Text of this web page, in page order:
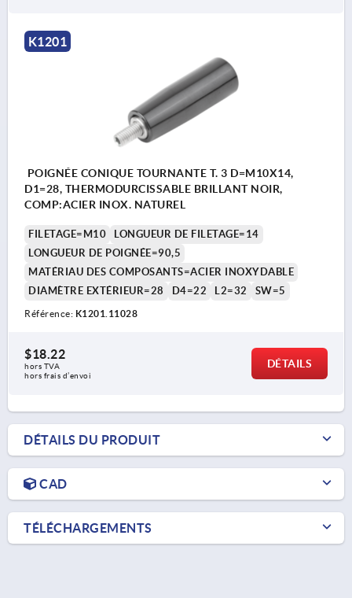
K1201
POIGNÉE CONIQUE TOURNANTE T. 3 D=M10X14,
D1=28, THERMODURCISSABLE BRILLANT NOIR,
COMP:ACIER INOX. NATUREL
FILETAGE=M10
LONGUEUR DE FILETAGE=14
LONGUEUR DE POIGNÉE=90,5
MATÉRIAU DES COMPOSANTS=ACIER INOXYDABLE
DIAMÈTRE EXTÉRIEUR=28
D4=22 L2=32 SW=5
Référence: K1201.11028
$18.22
hors TVA
hors frais d’envoi
DÉTAILS
DÉTAILS DU PRODUIT
CAD
TÉLÉCHARGEMENTS